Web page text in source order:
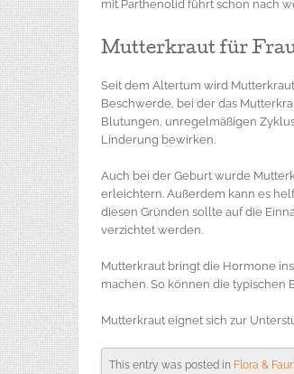
mit Parthenolid führt schon nach
Mutterkraut für
Seit dem Altertum wird
Beschwerde, bei der das
Blutungen, unregelmäßigen
Linderung bewirken.
Auch bei der Geburt wurde
erleichtern. Außerdem kann es
diesen Gründen sollte auf die
verzichtet werden.
Mutterkraut bringt die Hormone
machen. So können die
Mutterkraut eignet sich zur
This entry was posted in Flora &